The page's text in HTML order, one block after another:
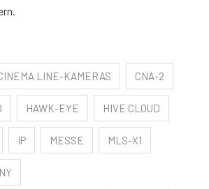
LINE-KAMERAS CNA-2
HAWK-EYE HIVE CLOUD
IP MESSE MLS-X1